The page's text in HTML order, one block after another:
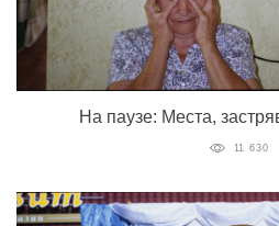
На паузе: Места,
11 630